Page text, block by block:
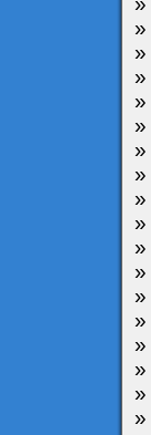
»
»
»
»
»
»
»
»
»
»
»
»
»
»
»
»
»